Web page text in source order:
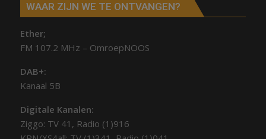
WAAR ZIJN WE TE ONTVANGEN?
Ether;
FM 107.2 MHz – OmroepNOOS
DAB+:
Kanaal 5B
Digitale Kanalen:
Ziggo: TV 41, Radio (1)916